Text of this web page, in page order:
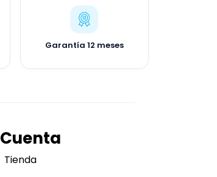
Garantía 12 meses
Cuenta
Tienda